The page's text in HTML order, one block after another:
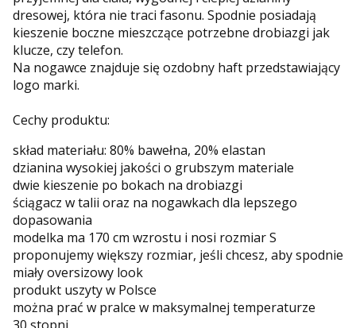
dresowej, która nie traci fasonu. Spodnie posiadają
kieszenie boczne mieszczące potrzebne drobiazgi jak
klucze, czy telefon.
Na nogawce znajduje się ozdobny haft przedstawiający
logo marki.
Cechy produktu:
skład materiału: 80% bawełna, 20% elastan
dzianina wysokiej jakości o grubszym materiale
dwie kieszenie po bokach na drobiazgi
ściągacz w talii oraz na nogawkach dla lepszego
dopasowania
modelka ma 170 cm wzrostu i nosi rozmiar S
proponujemy większy rozmiar, jeśli chcesz, aby spodnie
miały oversizowy look
produkt uszyty w Polsce
można prać w pralce w maksymalnej temperaturze